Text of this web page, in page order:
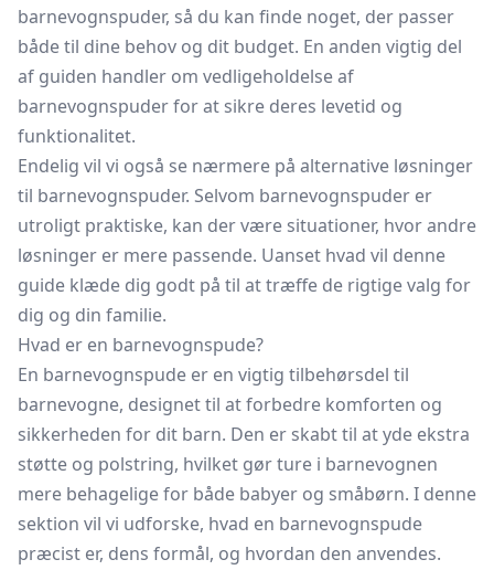
barnevognspuder, så du kan finde noget, der passer
både til dine behov og dit budget. En anden vigtig del
af guiden handler om vedligeholdelse af
barnevognspuder for at sikre deres levetid og
funktionalitet.
Endelig vil vi også se nærmere på alternative løsninger
til barnevognspuder. Selvom barnevognspuder er
utroligt praktiske, kan der være situationer, hvor andre
løsninger er mere passende. Uanset hvad vil denne
guide klæde dig godt på til at træffe de rigtige valg for
dig og din familie.
Hvad er en barnevognspude?
En barnevognspude er en vigtig tilbehørsdel til
barnevogne, designet til at forbedre komforten og
sikkerheden for dit barn. Den er skabt til at yde ekstra
støtte og polstring, hvilket gør ture i barnevognen
mere behagelige for både babyer og småbørn. I denne
sektion vil vi udforske, hvad en barnevognspude
præcist er, dens formål, og hvordan den anvendes.